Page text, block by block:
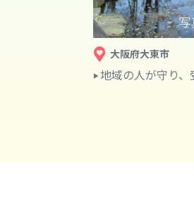
大阪府大東市
地域の人が守り